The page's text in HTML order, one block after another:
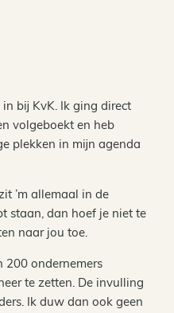
in bij KvK. Ik ging direct
volgeboekt en heb
plekken in mijn agenda
’m allemaal in de
staan, dan hoef je niet te
naar jou toe.
200 ondernemers
te zetten. De invulling
Ik duw dan ook geen